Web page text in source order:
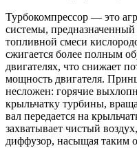
Турбокомпрессор — это
системы,
топливной смеси
сжигается более полным
двигателях, что снижает
мощность двигателя.
несложен: горячие
крыльчатку турбины,
вал передается на
захватывает чистый
диффузор, насыщая таким